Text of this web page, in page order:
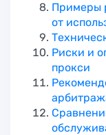
Примеры
от
Риски и
прокси